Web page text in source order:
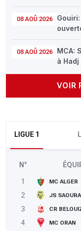
08 AOÛ 2026
08 AOÛ 2026
MCA:
à Hadj
VOIR
LIGUE 1
N°
1 MC ALGER
2
JS SAOURA
3
CR
4
MC ORAN